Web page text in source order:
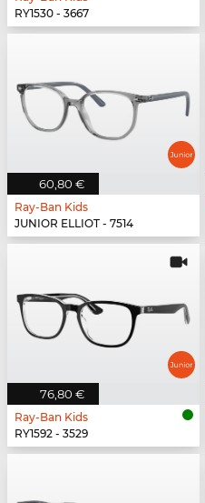
RY1530 - 3667
60,80 €
Ray-Ban Kids
JUNIOR ELLIOT - 7514
76,80 €
Ray-Ban Kids
RY1592 - 3529